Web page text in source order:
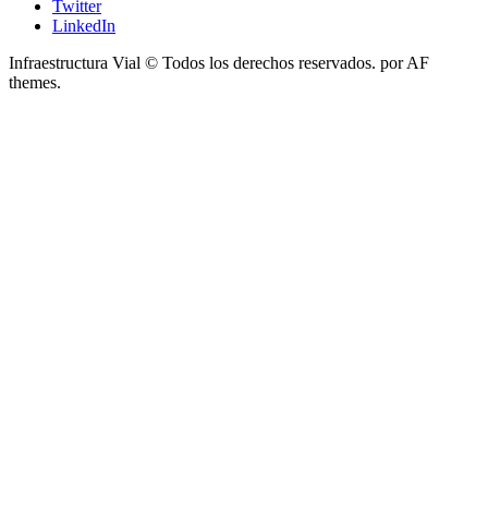
Twitter
LinkedIn
Infraestructura Vial © Todos los derechos reservados. por AF
themes.